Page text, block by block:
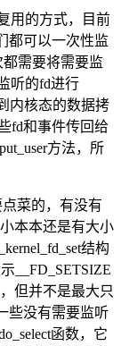
用的方式，目前
都可以一次性监
都需要将需要监
听的fd进行
内核态的数据拷
fd和事件传回给
方法，所
菜的，有没有
本本还是有大小
结构
__FD_SETSIZE
但并不是最大只
些没有需要监听
函数，它